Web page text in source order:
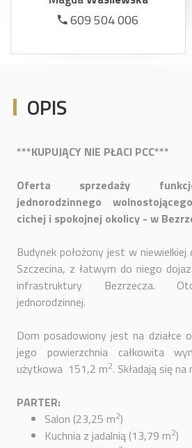
609 504 006
OPIS
***KUPUJĄCY NIE PŁACI PCC***
Oferta sprzedaży
jednorodzinnego
cichej i spokojnej okolicy - w
Budynek położony jest w niewielkiej
Szczecina, z łatwym do niego
infrastruktury Bezrzecza.
jednorodzinnej.
Dom posadowiony jest na działce
jego powierzchnia całkowita
użytkowa 151,2 m2. Składają się na
PARTER:
Salon (23,25 m2)
Kuchnia z jadalnią (13,79 m2)